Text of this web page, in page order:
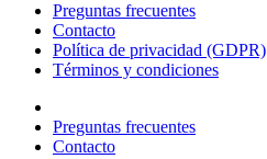
Preguntas frecuentes
Contacto
Política de privacidad (GDPR)
Términos y condiciones
Preguntas frecuentes
Contacto